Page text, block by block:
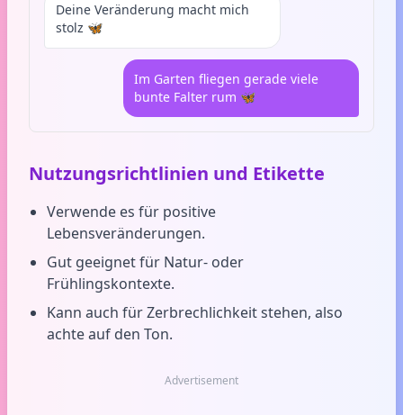
Deine Veränderung macht mich
stolz 🦋
Im Garten fliegen gerade viele
bunte Falter rum 🦋
Nutzungsrichtlinien und Etikette
Verwende es für positive
Lebensveränderungen.
Gut geeignet für Natur- oder
Frühlingskontexte.
Kann auch für Zerbrechlichkeit stehen, also
achte auf den Ton.
Advertisement